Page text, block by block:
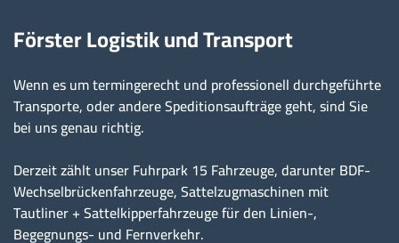
Förster Logistik und Transport
Wenn es um termingerecht und professionell durchgeführte
Transporte, oder andere Speditionsaufträge geht, sind Sie
bei uns genau richtig.
Derzeit zählt unser Fuhrpark 15 Fahrzeuge, darunter BDF-
Wechselbrückenfahrzeuge, Sattelzugmaschinen mit
Tautliner + Sattelkipperfahrzeuge für den Linien-,
Begegnungs- und Fernverkehr.